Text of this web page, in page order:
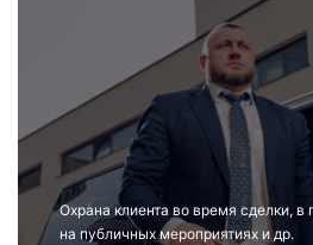
Охрана клиента во время сделки, в
на публичных мероприятиях и др.